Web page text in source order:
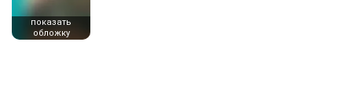
показать
обложку